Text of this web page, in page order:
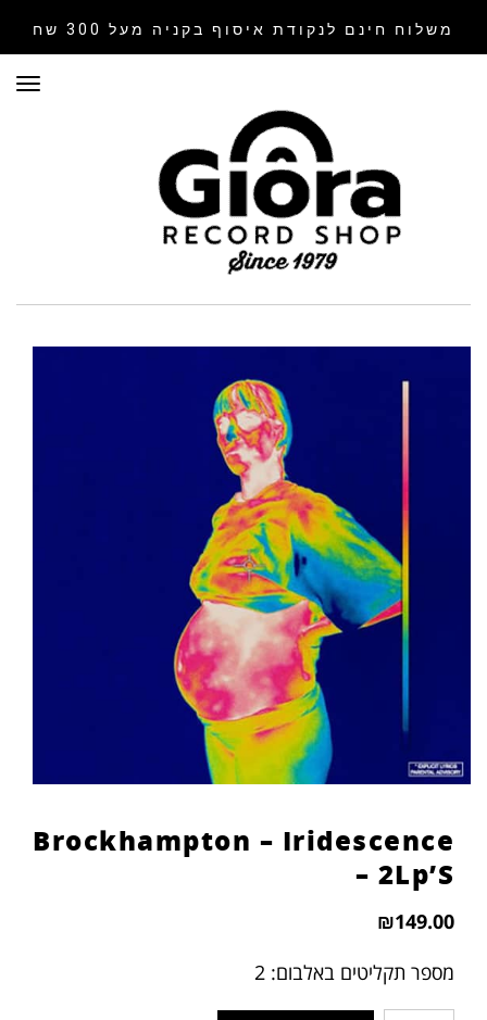
משלוח חינם לנקודת איסוף בקניה מעל 300 שח
Brockhampton – Iridescence
– 2Lp’S
₪149.00
מספר תקליטים באלבום: 2